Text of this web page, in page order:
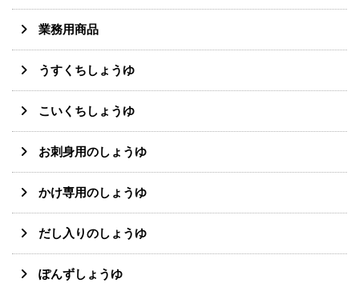
業務用商品
うすくちしょうゆ
こいくちしょうゆ
お刺身用のしょうゆ
かけ専用のしょうゆ
だし入りのしょうゆ
ぽんずしょうゆ